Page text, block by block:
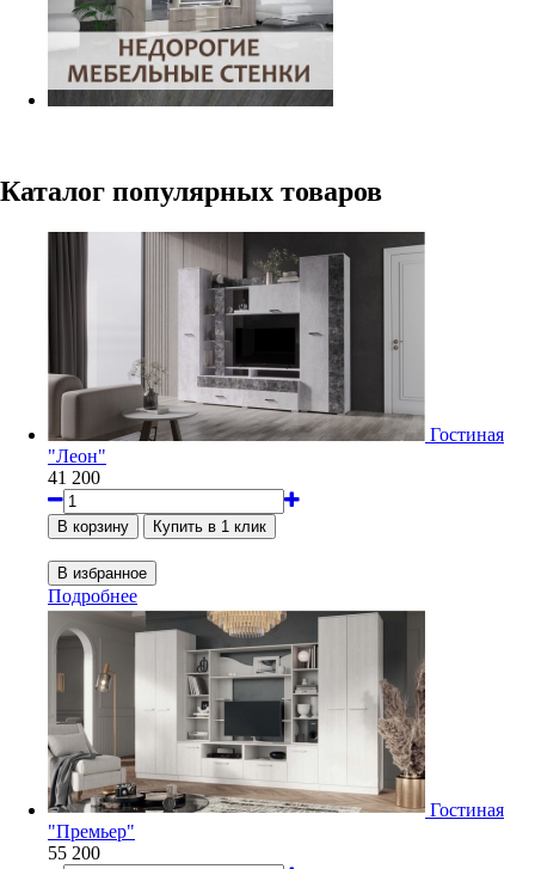
Каталог популярных товаров
Гостиная
"Леон"
41 200
Подробнее
Гостиная
"Премьер"
55 200